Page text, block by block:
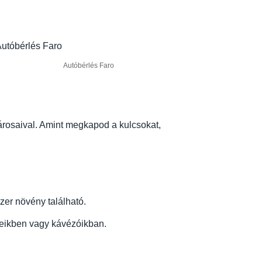
Autóbérlés Faro
Amint megkapod a kulcsokat,
növény található.
vagy kávézóikban.